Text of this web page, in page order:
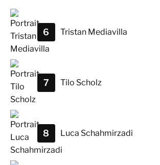
Tristan Mediavilla
6
Tilo Scholz
7
Luca Schahmirzadi
8